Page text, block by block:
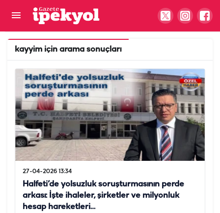
kayyim için arama sonuçları
27-04-2026 13:34
Halfeti’de yolsuzluk soruşturmasının perde
arkası: İşte ihaleler, şirketler ve milyonluk
hesap hareketleri…